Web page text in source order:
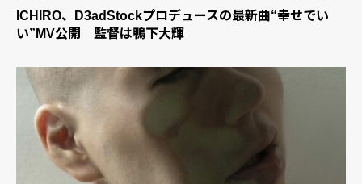
ICHIRO、D3adStockプロデュースの最新曲“幸せでい
い”MV公開 監督は鴨下大輝